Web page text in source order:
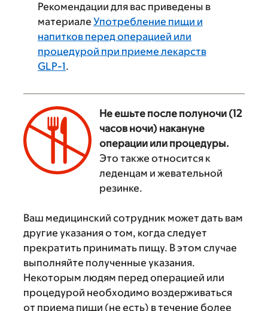
Рекомендации для вас приведены в
материале Употребление пищи и
напитков перед операцией или
процедурой при приеме лекарств
GLP-1.
Не ешьте после полуночи (12
часов ночи) накануне
операции или процедуры.
Это также относится к
леденцам и жевательной
резинке.
Ваш медицинский сотрудник может дать вам
другие указания о том, когда следует
прекратить принимать пищу. В этом случае
выполняйте полученные указания.
Некоторым людям перед операцией или
процедурой необходимо воздерживаться
от приема пищи (не есть) в течение более